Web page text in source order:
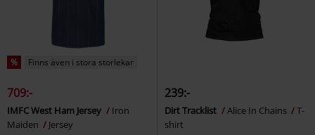
% Finns även i stora storlekar
709:-
IMFC West Ham Jersey
Iron
Maiden
Jersey
239:-
Dirt Tracklist Alice In Chains
T-
shirt